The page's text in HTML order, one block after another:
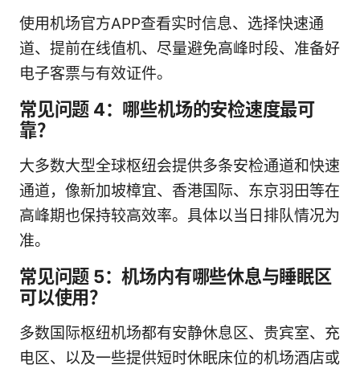
使用机场官方APP查看实时信息、选择快速通
道、提前在线值机、尽量避免高峰时段、准备好
电子客票与有效证件。
常见问题 4：哪些机场的安检速度最可
靠？
大多数大型全球枢纽会提供多条安检通道和快速
通道，像新加坡樟宜、香港国际、东京羽田等在
高峰期也保持较高效率。具体以当日排队情况为
准。
常见问题 5：机场内有哪些休息与睡眠区
可以使用？
多数国际枢纽机场都有安静休息区、贵宾室、充
电区、以及一些提供短时休眠床位的机场酒店或